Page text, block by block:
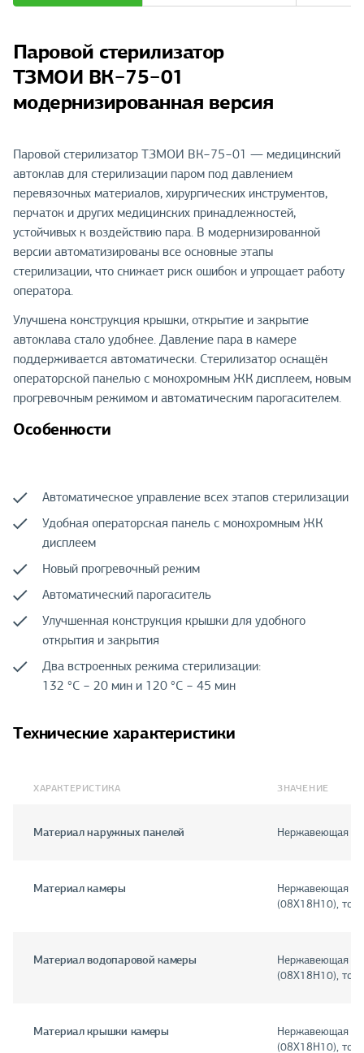
Паровой стерилизатор
ТЗМОИ ВК−75−01
модернизированная версия
Паровой стерилизатор ТЗМОИ ВК−75−01 — медицинский
автоклав для стерилизации паром под давлением
перевязочных материалов, хирургических инструментов,
перчаток и других медицинских принадлежностей,
устойчивых к воздействию пара. В модернизированной
версии автоматизированы все основные этапы
стерилизации, что снижает риск ошибок и упрощает работу
оператора.
Улучшена конструкция крышки, открытие и закрытие
автоклава стало удобнее. Давление пара в камере
поддерживается автоматически. Стерилизатор оснащён
операторской панелью с монохромным ЖК дисплеем, новым
прогревочным режимом и автоматическим парогасителем.
Особенности
Автоматическое управление всех этапов стерилизации
Удобная операторская панель с монохромным ЖК
дисплеем
Новый прогревочный режим
Автоматический парогаситель
Улучшенная конструкция крышки для удобного
открытия и закрытия
Два встроенных режима стерилизации:
132 °С − 20 мин и 120 °С − 45 мин
Технические характеристики
ХАРАКТЕРИСТИКА ЗНАЧЕНИЕ
Материал наружных панелей Нержавеющая
Материал камеры
Нержавеющая
(08X18H10),
Материал водопаровой камеры
Нержавеющая
(08X18H10),
Материал крышки камеры
Нержавеющая
(08X18H10),